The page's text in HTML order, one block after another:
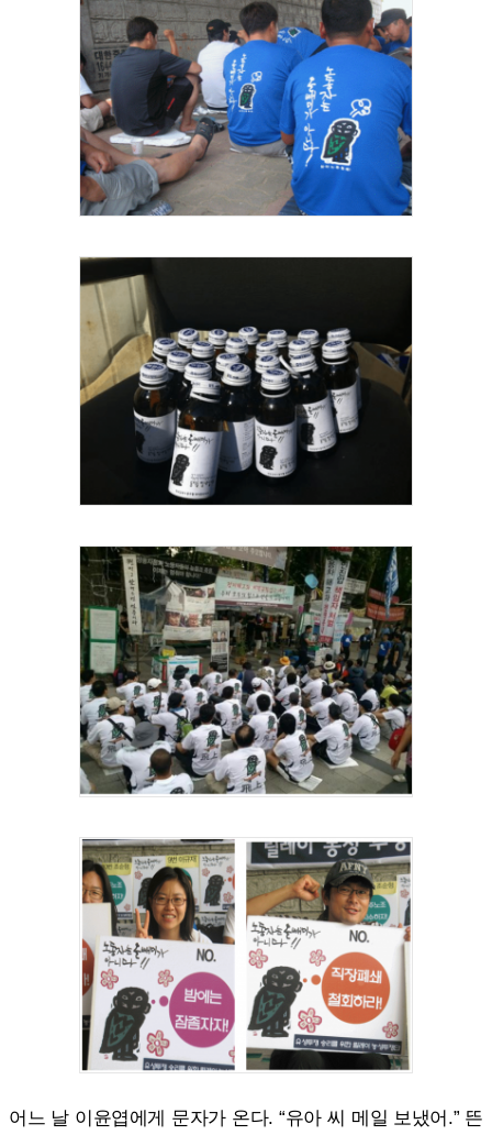
어느 날 이윤엽에게 문자가 온다. “유아 씨 메일 보냈어.” 뜬